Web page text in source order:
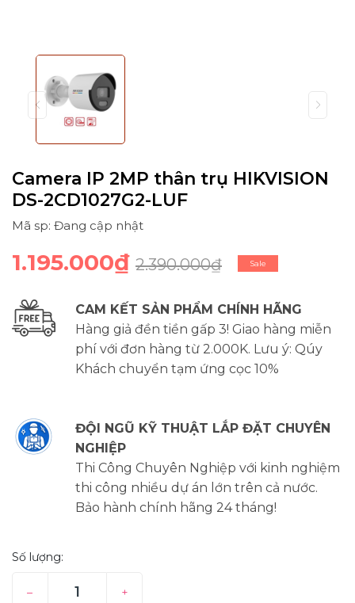
Camera IP 2MP thân trụ HIKVISION
DS-2CD1027G2-LUF
Mã sp: Đang cập nhật
1.195.000₫ 2.390.000₫ Sale
CAM KẾT SẢN PHẨM CHÍNH HÃNG
Hàng giả đền tiền gấp 3! Giao hàng miễn
phí với đơn hàng từ 2.000K. Lưu ý: Qúy
Khách chuyển tạm ứng cọc 10%
ĐỘI NGŨ KỸ THUẬT LẮP ĐẶT CHUYÊN
NGHIỆP
Thi Công Chuyên Nghiệp với kinh nghiệm
thi công nhiều dự án lớn trên cả nước.
Bảo hành chính hãng 24 tháng!
Số lượng:
– +